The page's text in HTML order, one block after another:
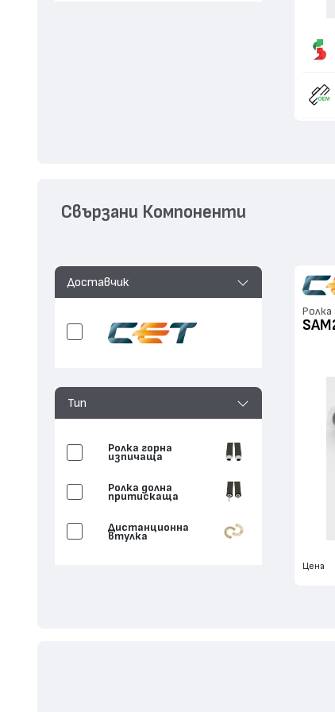
Доставчик
Тип
Ролка горна
изпичаща
Ролка долна
притискаща
Дистанционна
втулка
Ролка
Цена
Свързани Компоненти